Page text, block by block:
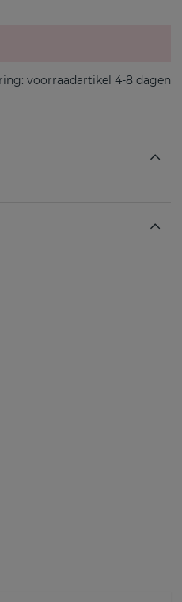
voorraadartikel 4-8 dagen